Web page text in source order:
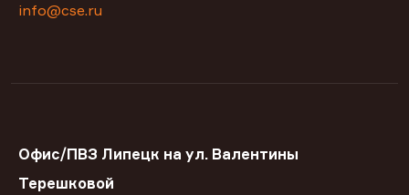
info@cse.ru
Офис/ПВЗ Липецк на ул. Валентины
Терешковой